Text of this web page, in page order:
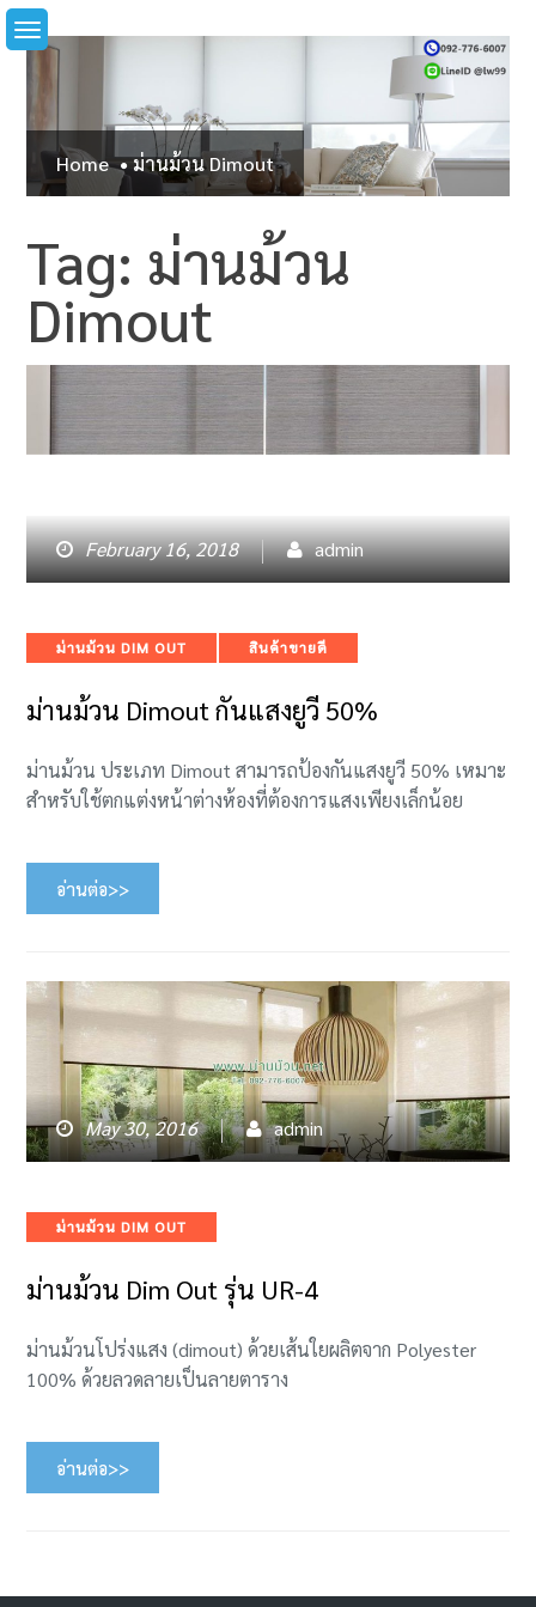
Skip
to
Home ม่านม้วน Dimout
Tag: ม่านม้วน
Dimout
February 16, 2018 admin
Categories
ม่านม้วน DIM OUT สินค้าขายดี
ม่านม้วน Dimout กันแสงยูวี 50%
ม่านม้วน ประเภท Dimout สามารถป้องกันแสงยูวี 50% เหมาะ
สำหรับใช้ตกแต่งหน้าต่างห้องที่ต้องการแสงเพียงเล็กน้อย
อ่านต่อ>>
May 30, 2016 admin
Categories
ม่านม้วน DIM OUT
ม่านม้วน Dim Out รุ่น UR-4
ม่านม้วนโปร่งแสง (dimout) ด้วยเส้นใยผลิตจาก Polyester
100% ด้วยลวดลายเป็นลายตาราง
อ่านต่อ>>